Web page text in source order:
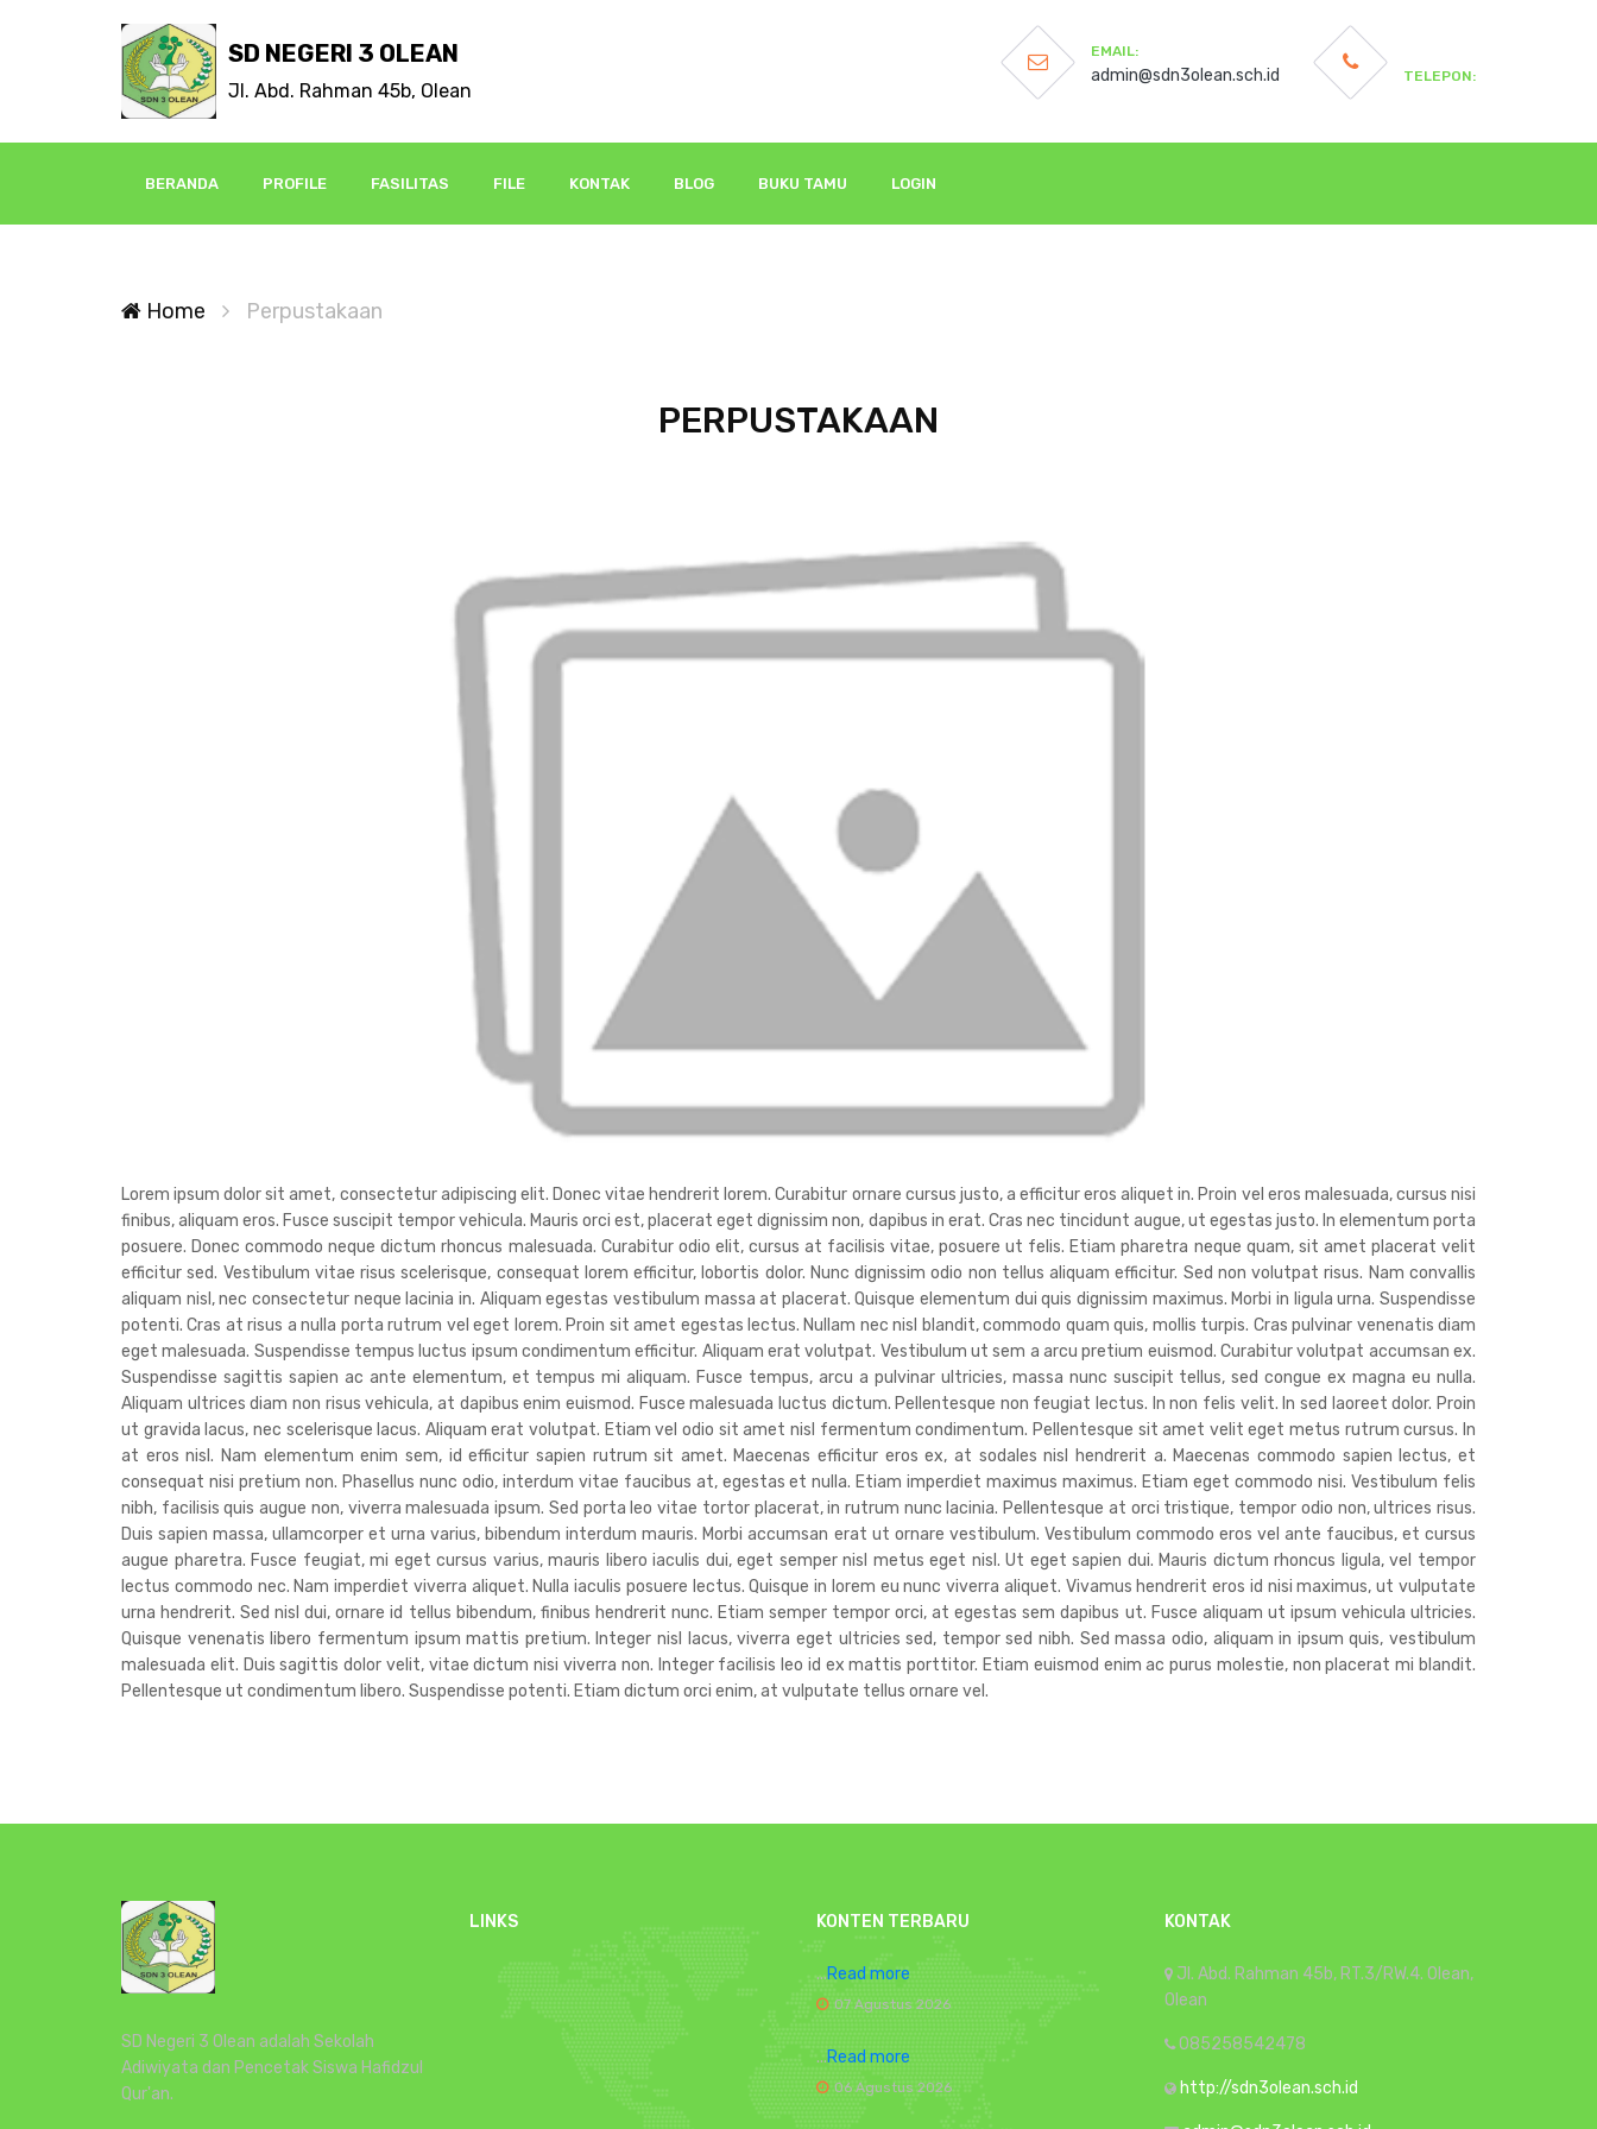
SD NEGERI 3 OLEAN
Jl. Abd. Rahman 45b, Olean
EMAIL:
admin@sdn3olean.sch.id TELEPON:
BERANDA PROFILE FASILITAS FILE KONTAK BLOG BUKU TAMU LOGIN
Home Perpustakaan
PERPUSTAKAAN
Lorem ipsum dolor sit amet, consectetur adipiscing elit. Donec vitae hendrerit lorem. Curabitur ornare cursus justo, a efficitur eros aliquet in. Proin vel eros malesuada, cursus nisi
finibus, aliquam eros. Fusce suscipit tempor vehicula. Mauris orci est, placerat eget dignissim non, dapibus in erat. Cras nec tincidunt augue, ut egestas justo. In elementum porta
posuere. Donec commodo neque dictum rhoncus malesuada. Curabitur odio elit, cursus at facilisis vitae, posuere ut felis. Etiam pharetra neque quam, sit amet placerat velit
efficitur sed. Vestibulum vitae risus scelerisque, consequat lorem efficitur, lobortis dolor. Nunc dignissim odio non tellus aliquam efficitur. Sed non volutpat risus. Nam convallis
aliquam nisl, nec consectetur neque lacinia in. Aliquam egestas vestibulum massa at placerat. Quisque elementum dui quis dignissim maximus. Morbi in ligula urna. Suspendisse
potenti. Cras at risus a nulla porta rutrum vel eget lorem. Proin sit amet egestas lectus. Nullam nec nisl blandit, commodo quam quis, mollis turpis. Cras pulvinar venenatis diam
eget malesuada. Suspendisse tempus luctus ipsum condimentum efficitur. Aliquam erat volutpat. Vestibulum ut sem a arcu pretium euismod. Curabitur volutpat accumsan ex.
Suspendisse sagittis sapien ac ante elementum, et tempus mi aliquam. Fusce tempus, arcu a pulvinar ultricies, massa nunc suscipit tellus, sed congue ex magna eu nulla.
Aliquam ultrices diam non risus vehicula, at dapibus enim euismod. Fusce malesuada luctus dictum. Pellentesque non feugiat lectus. In non felis velit. In sed laoreet dolor. Proin
ut gravida lacus, nec scelerisque lacus. Aliquam erat volutpat. Etiam vel odio sit amet nisl fermentum condimentum. Pellentesque sit amet velit eget metus rutrum cursus. In
at eros nisl. Nam elementum enim sem, id efficitur sapien rutrum sit amet. Maecenas efficitur eros ex, at sodales nisl hendrerit a. Maecenas commodo sapien lectus, et
consequat nisi pretium non. Phasellus nunc odio, interdum vitae faucibus at, egestas et nulla. Etiam imperdiet maximus maximus. Etiam eget commodo nisi. Vestibulum felis
nibh, facilisis quis augue non, viverra malesuada ipsum. Sed porta leo vitae tortor placerat, in rutrum nunc lacinia. Pellentesque at orci tristique, tempor odio non, ultrices risus.
Duis sapien massa, ullamcorper et urna varius, bibendum interdum mauris. Morbi accumsan erat ut ornare vestibulum. Vestibulum commodo eros vel ante faucibus, et cursus
augue pharetra. Fusce feugiat, mi eget cursus varius, mauris libero iaculis dui, eget semper nisl metus eget nisl. Ut eget sapien dui. Mauris dictum rhoncus ligula, vel tempor
lectus commodo nec. Nam imperdiet viverra aliquet. Nulla iaculis posuere lectus. Quisque in lorem eu nunc viverra aliquet. Vivamus hendrerit eros id nisi maximus, ut vulputate
urna hendrerit. Sed nisl dui, ornare id tellus bibendum, finibus hendrerit nunc. Etiam semper tempor orci, at egestas sem dapibus ut. Fusce aliquam ut ipsum vehicula ultricies.
Quisque venenatis libero fermentum ipsum mattis pretium. Integer nisl lacus, viverra eget ultricies sed, tempor sed nibh. Sed massa odio, aliquam in ipsum quis, vestibulum
malesuada elit. Duis sagittis dolor velit, vitae dictum nisi viverra non. Integer facilisis leo id ex mattis porttitor. Etiam euismod enim ac purus molestie, non placerat mi blandit.
Pellentesque ut condimentum libero. Suspendisse potenti. Etiam dictum orci enim, at vulputate tellus ornare vel.
SD Negeri 3 Olean adalah Sekolah
Adiwiyata dan Pencetak Siswa Hafidzul
Qur'an.
LINKS KONTEN TERBARU
...Read more
07 Agustus 2026
...Read more
06 Agustus 2026
KONTAK
Jl. Abd. Rahman 45b, RT.3/RW.4. Olean,
Olean
085258542478
http://sdn3olean.sch.id